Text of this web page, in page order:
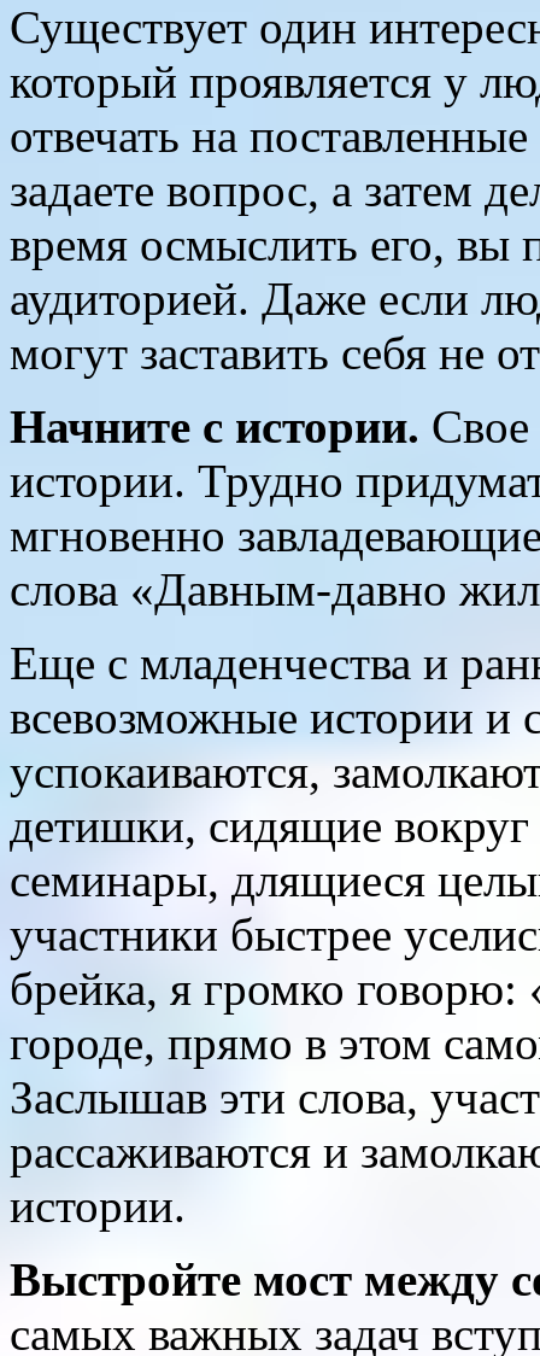
Существует один
который проявляется у
отвечать на
задаете вопрос, а затем
время осмыслить его, вы
аудиторией. Даже если
могут заставить себя не
Начните с истории. Свое
истории. Трудно
мгновенно
слова «Давным-давно
Еще с младенчества и
всевозможные истории и
успокаиваются,
детишки, сидящие
семинары, длящиеся
участники быстрее
брейка, я громко
городе, прямо в этом
Заслышав эти слова,
рассаживаются и
истории.
Выстройте мост между
самых важных задач